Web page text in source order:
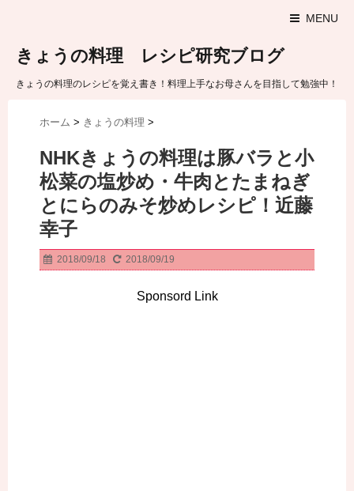
MENU
きょうの料理 レシピ研究ブログ
きょうの料理のレシピを覚え書き！料理上手なお母さんを目指して勉強中！
ホーム > きょうの料理 >
NHKきょうの料理は豚バラと小
松菜の塩炒め・牛肉とたまねぎ
とにらのみそ炒めレシピ！近藤
幸子
2018/09/18 2018/09/19
Sponsord Link